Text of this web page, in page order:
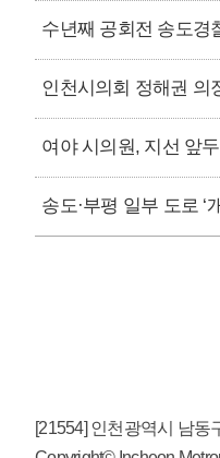
수년째 공회전 송도경
인천시의회 정해권 의
여야 시의원, 지선 앞
송도·부평 일부 도로 ‘
[21554] 인천광역시 남동